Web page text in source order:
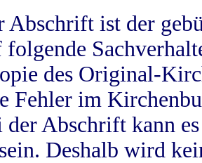
Abschrift ist der
folgende
des Original-
Fehler im
Abschrift kann
Deshalb wird